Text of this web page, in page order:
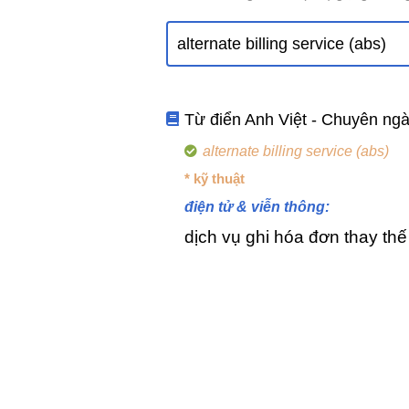
Từ điển Anh Việt - Chuyên
alternate billing service (abs)
* kỹ thuật
điện tử & viễn thông:
dịch vụ ghi hóa đơn thay thế